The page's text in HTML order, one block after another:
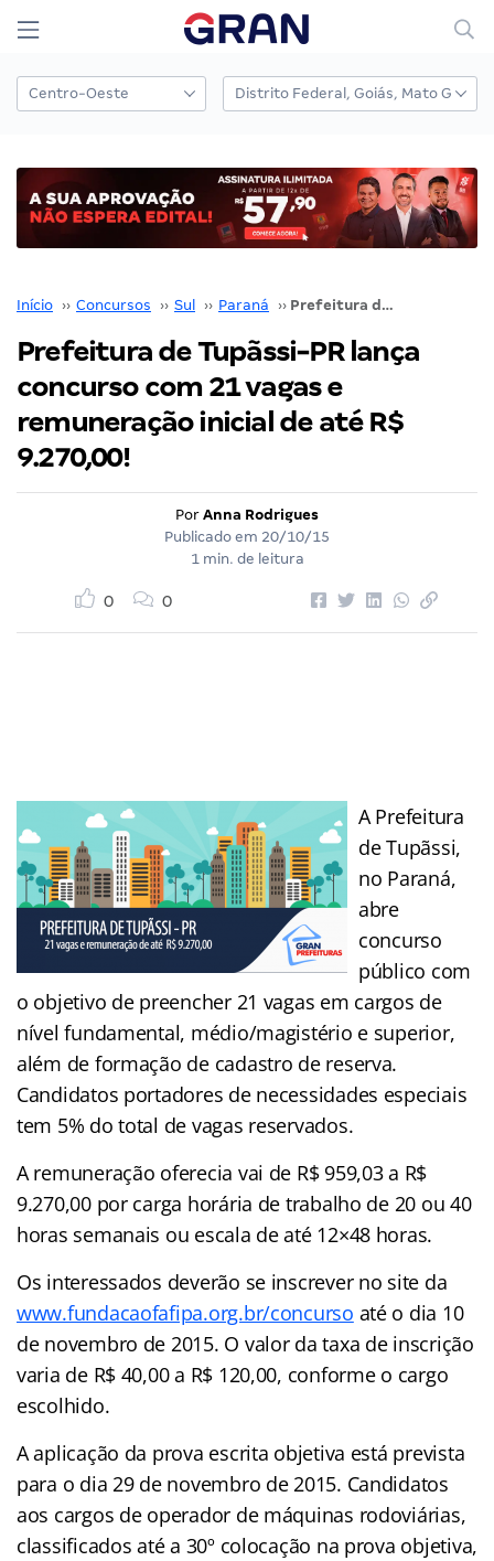
Início ›› Concursos ›› Sul ›› Paraná ›› Prefeitura de Tupãssi-PR lança concurso com 21 vagas e remuneração inicial de até R$ 9.270,00!
Prefeitura de Tupãssi-PR lança
concurso com 21 vagas e
remuneração inicial de até R$
9.270,00!
Por Anna Rodrigues
Publicado em 20/10/15
1 min. de leitura
0 0
A Prefeitura
de Tupãssi,
no Paraná,
abre
concurso
público com
o objetivo de preencher 21 vagas em cargos de
nível fundamental, médio/magistério e superior,
além de formação de cadastro de reserva.
Candidatos portadores de necessidades especiais
tem 5% do total de vagas reservados.
A remuneração oferecia vai de R$ 959,03 a R$
9.270,00 por carga horária de trabalho de 20 ou 40
horas semanais ou escala de até 12×48 horas.
Os interessados deverão se inscrever no site da
www.fundacaofafipa.org.br/concurso até o dia 10
de novembro de 2015. O valor da taxa de inscrição
varia de R$ 40,00 a R$ 120,00, conforme o cargo
escolhido.
A aplicação da prova escrita objetiva está prevista
para o dia 29 de novembro de 2015. Candidatos
aos cargos de operador de máquinas rodoviárias,
classificados até a 30º colocação na prova objetiva,